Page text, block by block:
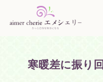
寒暖差に振り